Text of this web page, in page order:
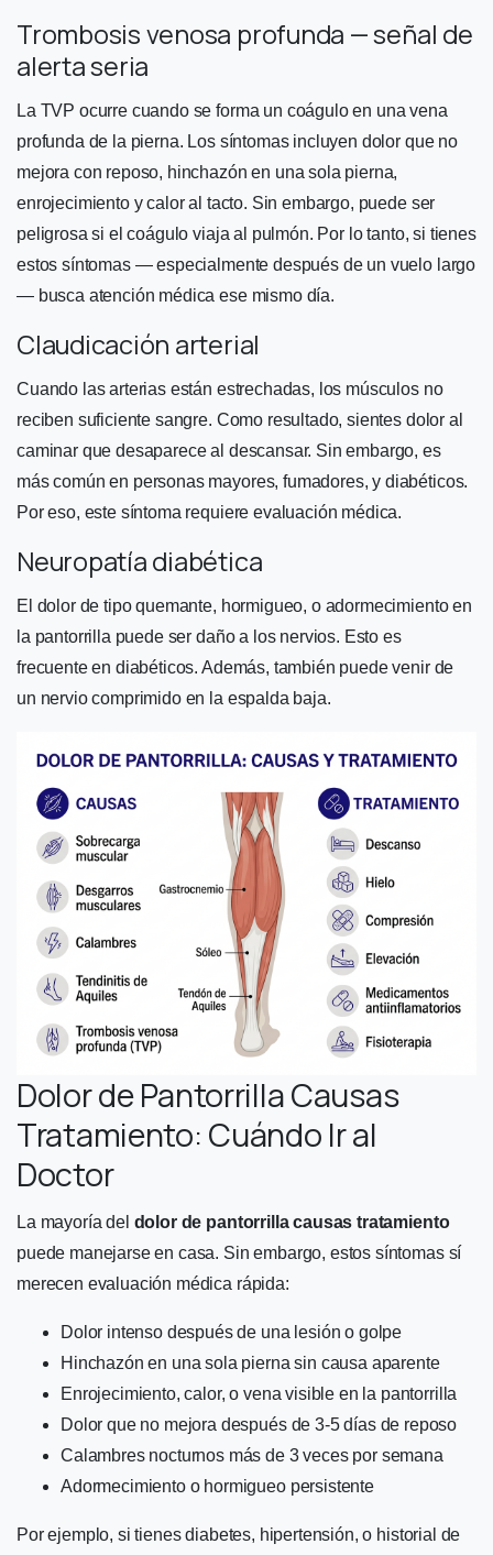
Trombosis venosa profunda — señal de
alerta seria
La TVP ocurre cuando se forma un coágulo en una vena
profunda de la pierna. Los síntomas incluyen dolor que no
mejora con reposo, hinchazón en una sola pierna,
enrojecimiento y calor al tacto. Sin embargo, puede ser
peligrosa si el coágulo viaja al pulmón. Por lo tanto, si tienes
estos síntomas — especialmente después de un vuelo largo
— busca atención médica ese mismo día.
Claudicación arterial
Cuando las arterias están estrechadas, los músculos no
reciben suficiente sangre. Como resultado, sientes dolor al
caminar que desaparece al descansar. Sin embargo, es
más común en personas mayores, fumadores, y diabéticos.
Por eso, este síntoma requiere evaluación médica.
Neuropatía diabética
El dolor de tipo quemante, hormigueo, o adormecimiento en
la pantorrilla puede ser daño a los nervios. Esto es
frecuente en diabéticos. Además, también puede venir de
un nervio comprimido en la espalda baja.
Dolor de Pantorrilla Causas
Tratamiento: Cuándo Ir al
Doctor
La mayoría del dolor de pantorrilla causas tratamiento
puede manejarse en casa. Sin embargo, estos síntomas sí
merecen evaluación médica rápida:
Dolor intenso después de una lesión o golpe
Hinchazón en una sola pierna sin causa aparente
Enrojecimiento, calor, o vena visible en la pantorrilla
Dolor que no mejora después de 3-5 días de reposo
Calambres nocturnos más de 3 veces por semana
Adormecimiento o hormigueo persistente
Por ejemplo, si tienes diabetes, hipertensión, o historial de